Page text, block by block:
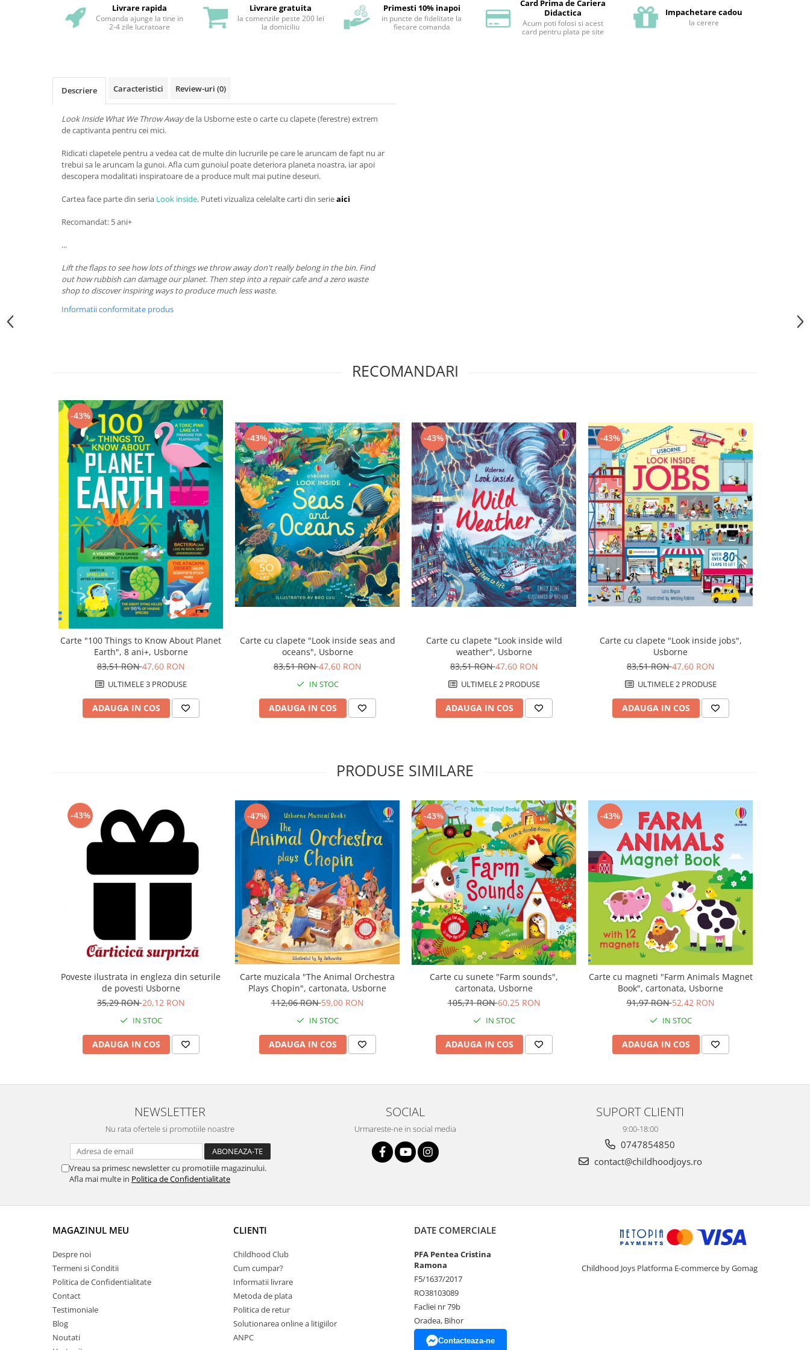
Livrare rapida
Comanda ajunge la tine in
2-4 zile lucratoare
Livrare gratuita
la comenzile peste 200 lei
la domiciliu
Primesti 10% inapoi
in puncte de fidelitate la
fiecare comanda
Card Prima de Cariera
Didactica
Acum poti folosi si acest
card pentru plata pe site
Impachetare cadou
la cerere
Descriere Caracteristici Review-uri (0)
Look Inside What We Throw Awayde la Usborne este o carte cu clapete (ferestre) extrem
de captivanta pentru cei mici.
Ridicati clapetele pentru a vedea cat de multe din lucrurile pe care le aruncam de fapt nu ar
trebui sa le aruncam la gunoi. Afla cum gunoiul poate deteriora planeta noastra, iar apoi
descopera modalitati inspiratoare de a produce mult mai putine deseuri.
Cartea face parte din seria Look inside. Puteti vizualiza celelalte carti din serieaici
Recomandat: 5 ani+
...
Lift the flaps to see how lots of things we throw away don't really belong in the bin. Find
out how rubbish can damage our planet. Then step into a repair cafe and a zero waste
shop to discover inspiring ways to produce much less waste.
Informatii conformitate produs
RECOMANDARI
-43%
Carte "100 Things to Know About Planet
Earth", 8 ani+, Usborne
83,51 RON47,60 RON
ULTIMELE 3 PRODUSE
ADAUGA IN COS
-43%
Carte cu clapete "Look inside seas and
oceans", Usborne
83,51 RON47,60 RON
IN STOC
ADAUGA IN COS
-43%
Carte cu clapete "Look inside wild
weather", Usborne
83,51 RON47,60 RON
ULTIMELE 2 PRODUSE
ADAUGA IN COS
-43%
Carte cu clapete "Look inside jobs",
Usborne
83,51 RON47,60 RON
ULTIMELE 2 PRODUSE
ADAUGA IN COS
PRODUSE SIMILARE
-43%
Poveste ilustrata in engleza din seturile
de povesti Usborne
35,29 RON20,12 RON
IN STOC
ADAUGA IN COS
-47%
Carte muzicala "The Animal Orchestra
Plays Chopin", cartonata, Usborne
112,06 RON59,00 RON
IN STOC
ADAUGA IN COS
-43%
Carte cu sunete "Farm sounds",
cartonata, Usborne
105,71 RON60,25 RON
IN STOC
ADAUGA IN COS
-43%
Carte cu magneti "Farm Animals Magnet
Book", cartonata, Usborne
91,97 RON52,42 RON
IN STOC
ADAUGA IN COS
NEWSLETTER
Nu rata ofertele si promotiile noastre
Vreau sa primesc newsletter cu promotiile magazinului.
Afla mai multe in Politica de Confidentialitate
SOCIAL
Urmareste-ne in social media
SUPORT CLIENTI
9:00-18:00
0747854850
contact@childhoodjoys.ro
MAGAZINUL MEU
Despre noi
Termeni si Conditii
Politica de Confidentialitate
Contact
Testimoniale
Blog
Noutati
CLIENTI
Childhood Club
Cum cumpar?
Informatii livrare
Metoda de plata
Politica de retur
Solutionarea online a litigiilor
ANPC
DATE COMERCIALE
PFA Pentea Cristina
Ramona
F5/1637/2017
RO38103089
Facliei nr 79b
Oradea, Bihor
Contacteaza-ne
Childhood Joys Platforma E-commerce by Gomag